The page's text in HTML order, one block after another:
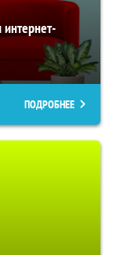
ПОДРОБНЕЕ